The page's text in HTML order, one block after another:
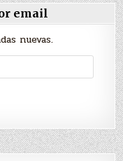
email
nuevas.